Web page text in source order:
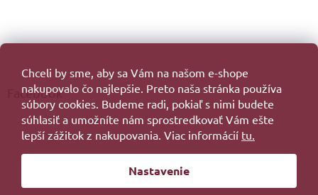
Chceli by sme, aby sa Vám na našom e-shope
nakupovalo čo najlepšie. Preto naša stránka používa
súbory cookies. Budeme radi, pokiaľ s nimi budete
súhlasiť a umožníte nám sprostredkovať Vám ešte
lepší zážitok z nakupovania. Viac informácií tu.
Nastavenie
Facebook
Vytvoril Shoptet